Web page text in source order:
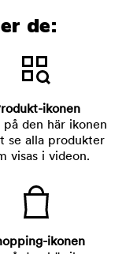
de:
ikonen
på den här ikonen
se alla produkter
visas i videon.
ikonen